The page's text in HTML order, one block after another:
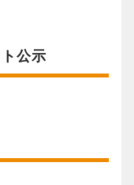
公示